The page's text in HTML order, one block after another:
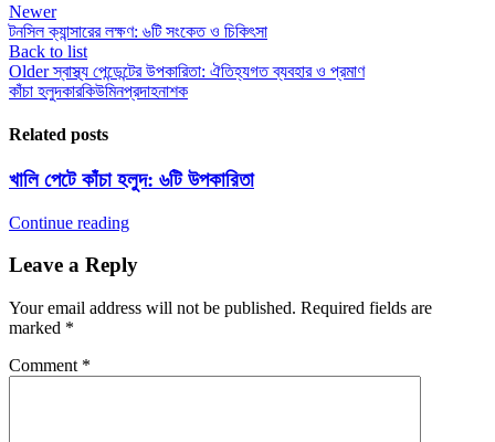
Newer
টনসিল ক্যান্সারের লক্ষণ: ৬টি সংকেত ও চিকিৎসা
Back to list
Older স্বাস্থ্য পেন্ডেন্টের উপকারিতা: ঐতিহ্যগত ব্যবহার ও প্রমাণ
কাঁচা হলুদকারকিউমিনপ্রদাহনাশক
Related posts
খালি পেটে কাঁচা হলুদ: ৬টি উপকারিতা
Continue reading
Leave a Reply
Your email address will not be published. Required fields are
marked *
Comment *